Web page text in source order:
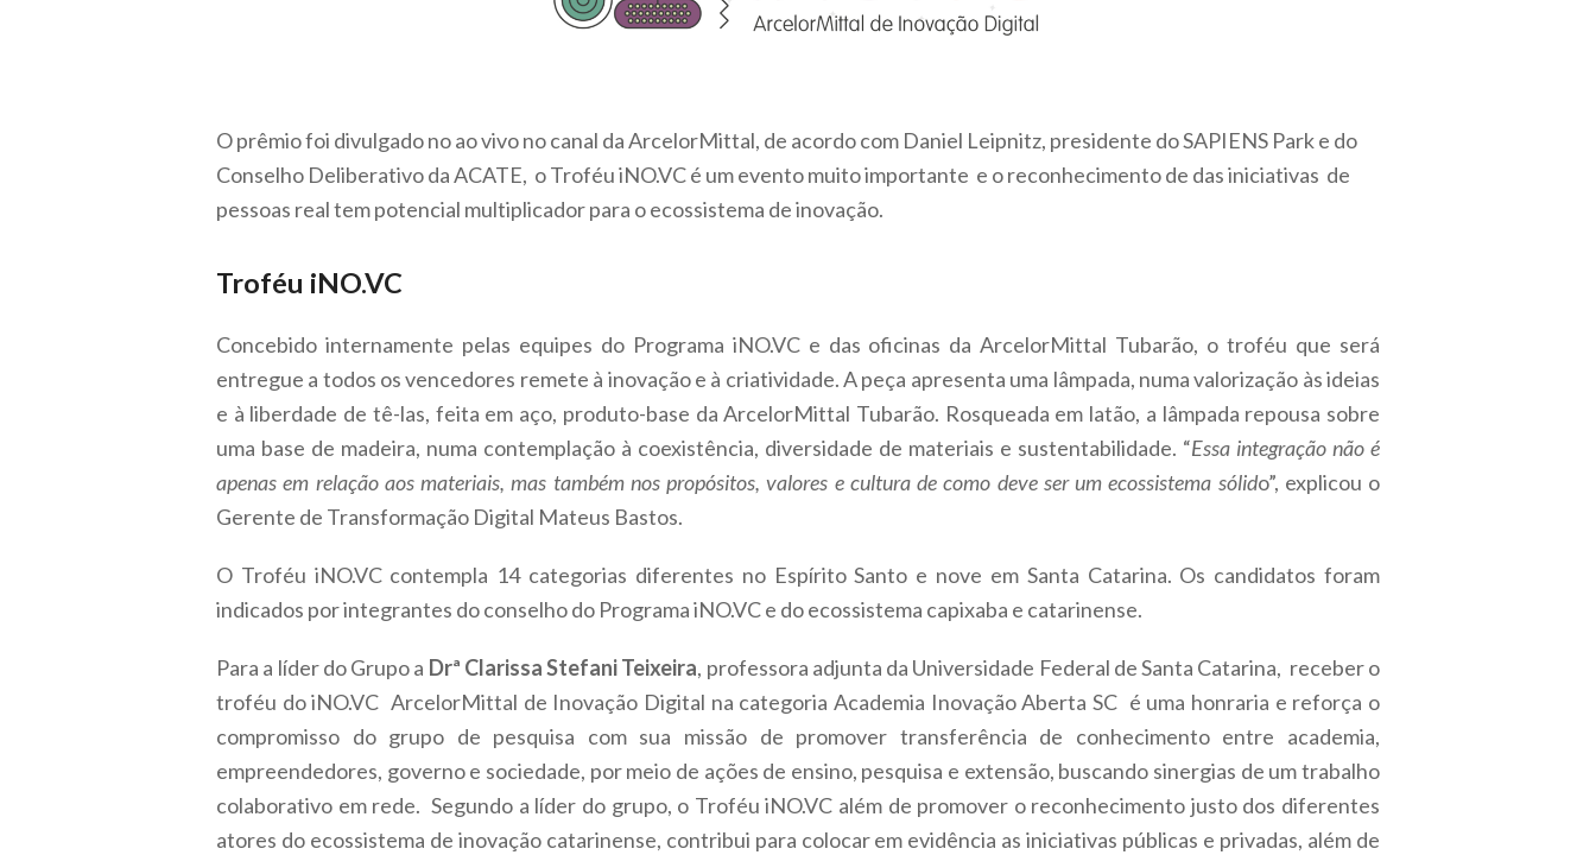
O prêmio foi divulgado no ao vivo no canal da ArcelorMittal, de acordo com Daniel Leipnitz, presidente do SAPIENS Park e do
Conselho Deliberativo da ACATE, o Troféu iNO.VC é um evento muito importante e o reconhecimento de das iniciativas de
pessoas real tem potencial multiplicador para o ecossistema de inovação.
Troféu iNO.VC
Concebido internamente pelas equipes do Programa iNO.VC e das oficinas da ArcelorMittal Tubarão, o troféu que será
entregue a todos os vencedores remete à inovação e à criatividade. A peça apresenta uma lâmpada, numa valorização às ideias
e à liberdade de tê-las, feita em aço, produto-base da ArcelorMittal Tubarão. Rosqueada em latão, a lâmpada repousa sobre
uma base de madeira, numa contemplação à coexistência, diversidade de materiais e sustentabilidade. “Essa integração não é
apenas em relação aos materiais, mas também nos propósitos, valores e cultura de como deve ser um ecossistema sólido”, explicou o
Gerente de Transformação Digital Mateus Bastos.
O Troféu iNO.VC contempla 14 categorias diferentes no Espírito Santo e nove em Santa Catarina. Os candidatos foram
indicados por integrantes do conselho do Programa iNO.VC e do ecossistema capixaba e catarinense.
Para a líder do Grupo a Drª Clarissa Stefani Teixeira, professora adjunta da Universidade Federal de Santa Catarina, receber o
troféu do iNO.VC ArcelorMittal de Inovação Digital na categoria Academia Inovação Aberta SC é uma honraria e reforça o
compromisso do grupo de pesquisa com sua missão de promover transferência de conhecimento entre academia,
empreendedores, governo e sociedade, por meio de ações de ensino, pesquisa e extensão, buscando sinergias de um trabalho
colaborativo em rede. Segundo a líder do grupo, o Troféu iNO.VC além de promover o reconhecimento justo dos diferentes
atores do ecossistema de inovação catarinense, contribui para colocar em evidência as iniciativas públicas e privadas, além de